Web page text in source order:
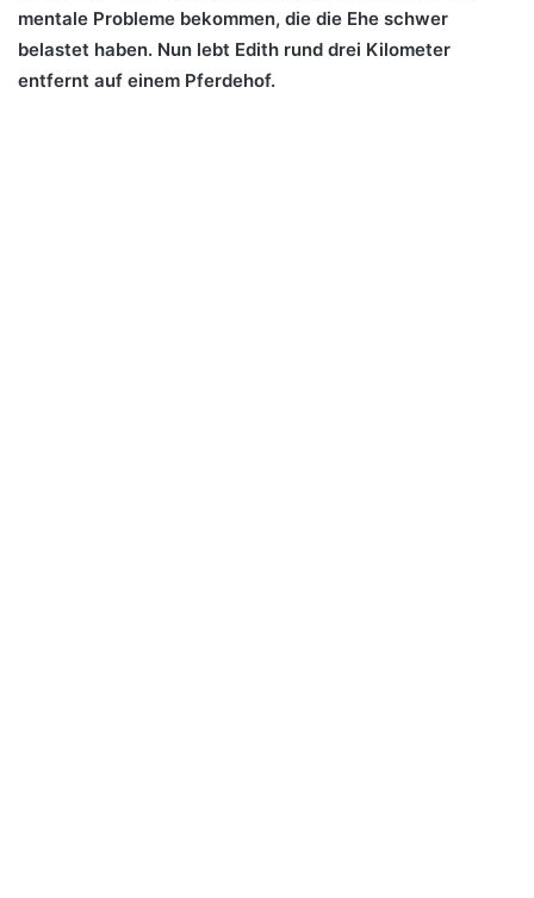
mentale Probleme bekommen, die die Ehe schwer
belastet haben. Nun lebt Edith rund drei Kilometer
entfernt auf einem Pferdehof.